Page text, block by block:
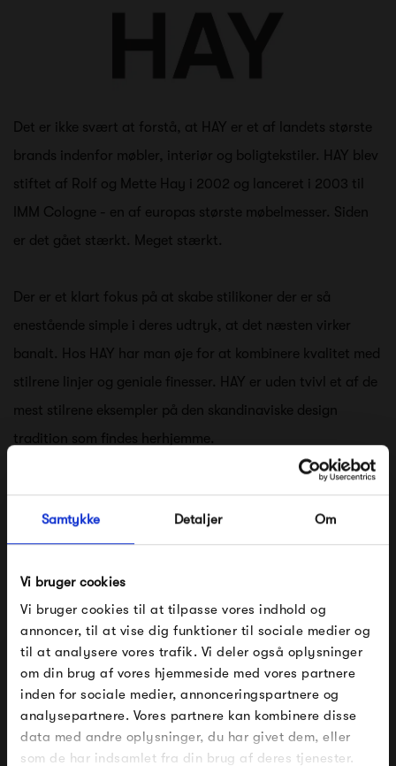
Samtykke Detaljer Om
Vi bruger cookies
Vi bruger cookies til at tilpasse vores indhold og
annoncer, til at vise dig funktioner til sociale medier og
til at analysere vores trafik. Vi deler også oplysninger
om din brug af vores hjemmeside med vores partnere
inden for sociale medier, annonceringspartnere og
analysepartnere. Vores partnere kan kombinere disse
data med andre oplysninger, du har givet dem, eller
som de har indsamlet fra din brug af deres tjenester.
Det er ikke svært at forstå, at HAY er et af landets største
brands indenfor møbler, interiør og boligtekstiler. HAY blev
stiftet af Rolf og Mette Hay i 2002 og lanceret i 2003 til
IMM Cologne - en af europas største møbelmesser. Siden
er det gået stærkt. Meget stærkt.
Der er et klart fokus på at skabe stilikoner der er så
enestående simple i deres udtryk, at det næsten virker
banalt. Hos HAY har man øje for at kombinere kvalitet med
stilrene linjer og geniale finesser. HAY er uden tvivl et af de
mest stilrene eksempler på den skandinaviske design
tradition som findes herhjemme.
Produkter fra samme kategori
FÅ 10% PÅ DIN NÆSTE ORDRE
Indtast din e-mail, så sender vi rabatkoden til dig på
mail. Minimumsbeløb er 499 kr. for at indløse
rabatten.